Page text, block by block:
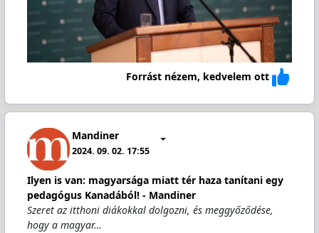
Forrást nézem, kedvelem ott
Mandiner
2024. 09. 02. 17:55
Ilyen is van: magyarsága miatt tér haza tanítani egy
pedagógus Kanadából! - Mandiner
Szeret az itthoni diákokkal dolgozni, és meggyőződése,
hogy a magyar…